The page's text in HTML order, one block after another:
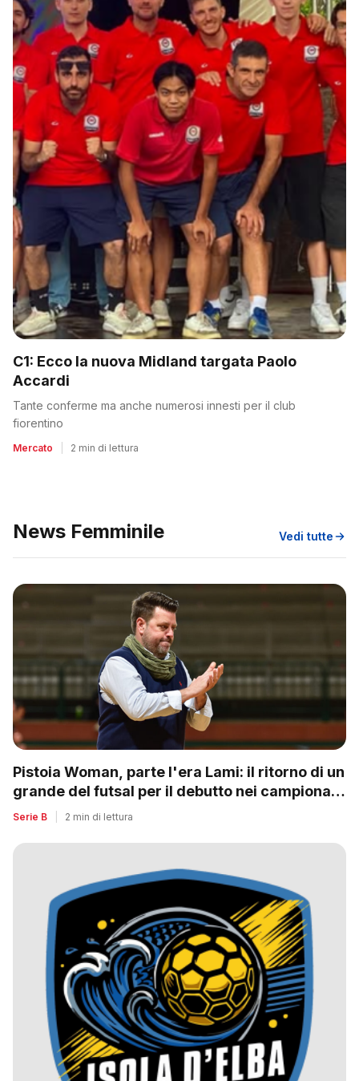
C1: Ecco la nuova Midland targata Paolo
Accardi
Tante conferme ma anche numerosi innesti per il club
fiorentino
Mercato 2 min di lettura
News Femminile Vedi tutte
Pistoia Woman, parte l'era Lami: il ritorno di un
grande del futsal per il debutto nei campionati
nazionali
Serie B 2 min di lettura